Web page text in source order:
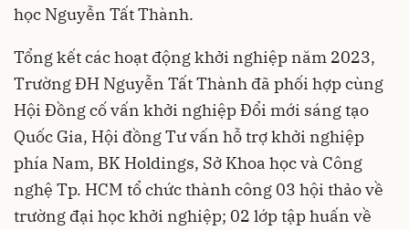
học Nguyễn Tất Thành.
Tổng kết các hoạt động khởi nghiệp năm 2023,
Trường ĐH Nguyễn Tất Thành đã phối hợp cùng
Hội Đồng cố vấn khởi nghiệp Đổi mới sáng tạo
Quốc Gia, Hội đồng Tư vấn hỗ trợ khởi nghiệp
phía Nam, BK Holdings, Sở Khoa học và Công
nghệ Tp. HCM tổ chức thành công 03 hội thảo về
trường đại học khởi nghiệp; 02 lớp tập huấn về